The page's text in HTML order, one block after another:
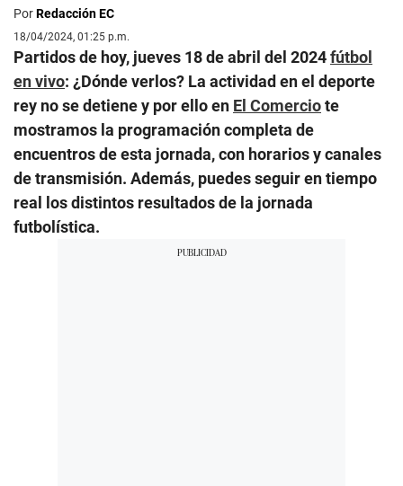
PorRedacción EC
18/04/2024, 01:25 p.m.
Partidos de hoy, jueves 18 de abril del 2024fútbol
en vivo: ¿Dónde verlos? La actividad en el deporte
rey no se detiene y por ello en El Comerciote
mostramos la programación completa de
encuentros de esta jornada, con horarios y canales
de transmisión. Además, puedes seguir en tiempo
real los distintos resultados de la jornada
futbolística.